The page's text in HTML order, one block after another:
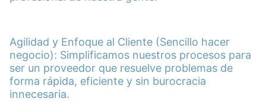
Agilidad y Enfoque al Cliente (Sencillo hacer
negocio): Simplificamos nuestros procesos para
ser un proveedor que resuelve problemas de
forma rápida, eficiente y sin burocracia
innecesaria.